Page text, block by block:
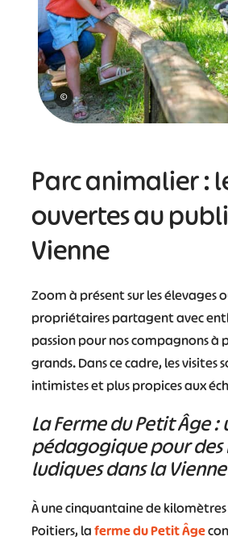
©
Parc animalier :
ouvertes au
Vienne
Zoom à présent sur les élevages
propriétaires partagent avec
passion pour nos compagnons à
grands. Dans ce cadre, les visites
intimistes et plus propices aux
La Ferme du Petit Âge
pédagogique pour
ludiques dans la Vienne
À une cinquantaine de kilomètres
Poitiers, laferme du Petit Âge